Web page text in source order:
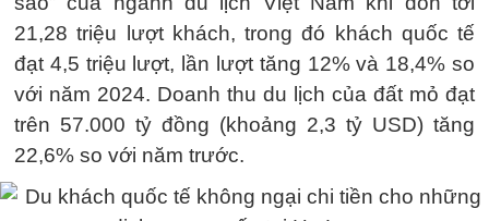
21,28 triệu lượt khách, trong đó khách quốc tế
đạt 4,5 triệu lượt, lần lượt tăng 12% và 18,4% so
với năm 2024. Doanh thu du lịch của đất mỏ đạt
trên 57.000 tỷ đồng (khoảng 2,3 tỷ USD) tăng
22,6% so với năm trước.